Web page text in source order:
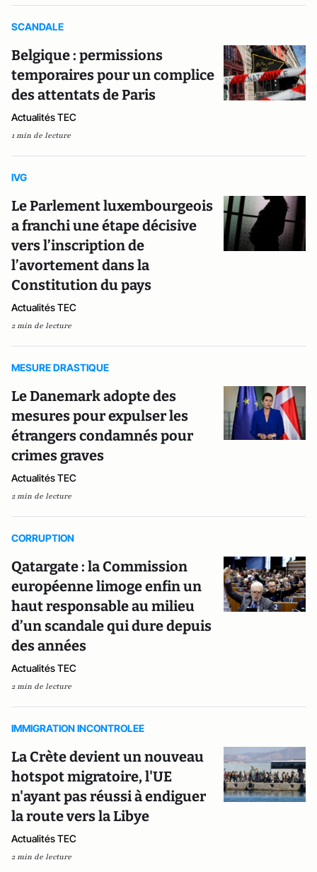
SCANDALE
Belgique : permissions
temporaires pour un complice
des attentats de Paris
Actualités TEC
1 min de lecture
IVG
Le Parlement luxembourgeois
a franchi une étape décisive
vers l’inscription de
l’avortement dans la
Constitution du pays
Actualités TEC
2 min de lecture
MESURE DRASTIQUE
Le Danemark adopte des
mesures pour expulser les
étrangers condamnés pour
crimes graves
Actualités TEC
2 min de lecture
CORRUPTION
Qatargate : la Commission
européenne limoge enfin un
haut responsable au milieu
d’un scandale qui dure depuis
des années
Actualités TEC
2 min de lecture
IMMIGRATION INCONTROLEE
La Crète devient un nouveau
hotspot migratoire, l'UE
n'ayant pas réussi à endiguer
la route vers la Libye
Actualités TEC
2 min de lecture